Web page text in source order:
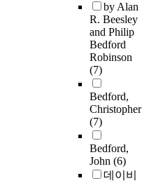
by Alan
R. Beesley
and Philip
Bedford
Robinson
(7)
Bedford,
Christopher
(7)
Bedford,
John (6)
데이비